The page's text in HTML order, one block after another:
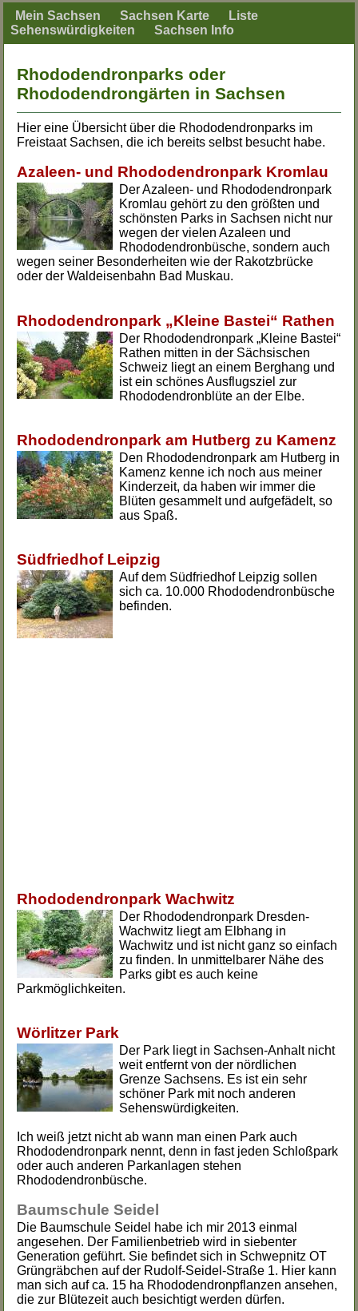
Mein Sachsen Sachsen Karte
Liste
Sehenswürdigkeiten
Sachsen Info
Rhododendronparks oder
Rhododendrongärten in Sachsen
Hier eine Übersicht über die Rhododendronparks im
Freistaat Sachsen, die ich bereits selbst besucht habe.
Azaleen- und Rhododendronpark Kromlau
Der Azaleen- und Rhododendronpark
Kromlau gehört zu den größten und
schönsten Parks in Sachsen nicht nur
wegen der vielen Azaleen und
Rhododendronbüsche, sondern auch
wegen seiner Besonderheiten wie der Rakotzbrücke
oder der Waldeisenbahn Bad Muskau.
Rhododendronpark „Kleine Bastei“ Rathen
Der Rhododendronpark „Kleine Bastei“
Rathen mitten in der Sächsischen
Schweiz liegt an einem Berghang und
ist ein schönes Ausflugsziel zur
Rhododendronblüte an der Elbe.
Rhododendronpark am Hutberg zu Kamenz
Den Rhododendronpark am Hutberg in
Kamenz kenne ich noch aus meiner
Kinderzeit, da haben wir immer die
Blüten gesammelt und aufgefädelt, so
aus Spaß.
Südfriedhof Leipzig
Auf dem Südfriedhof Leipzig sollen
sich ca. 10.000 Rhododendronbüsche
befinden.
Rhododendronpark Wachwitz
Der Rhododendronpark Dresden-
Wachwitz liegt am Elbhang in
Wachwitz und ist nicht ganz so einfach
zu finden. In unmittelbarer Nähe des
Parks gibt es auch keine
Parkmöglichkeiten.
Wörlitzer Park
Der Park liegt in Sachsen-Anhalt nicht
weit entfernt von der nördlichen
Grenze Sachsens. Es ist ein sehr
schöner Park mit noch anderen
Sehenswürdigkeiten.
Ich weiß jetzt nicht ab wann man einen Park auch
Rhododendronpark nennt, denn in fast jeden Schloßpark
oder auch anderen Parkanlagen stehen
Rhododendronbüsche.
Baumschule Seidel
Die Baumschule Seidel habe ich mir 2013 einmal
angesehen. Der Familienbetrieb wird in siebenter
Generation geführt. Sie befindet sich in Schwepnitz OT
Grüngräbchen auf der Rudolf-Seidel-Straße 1. Hier kann
man sich auf ca. 15 ha Rhododendronpflanzen ansehen,
die zur Blütezeit auch besichtigt werden dürfen.